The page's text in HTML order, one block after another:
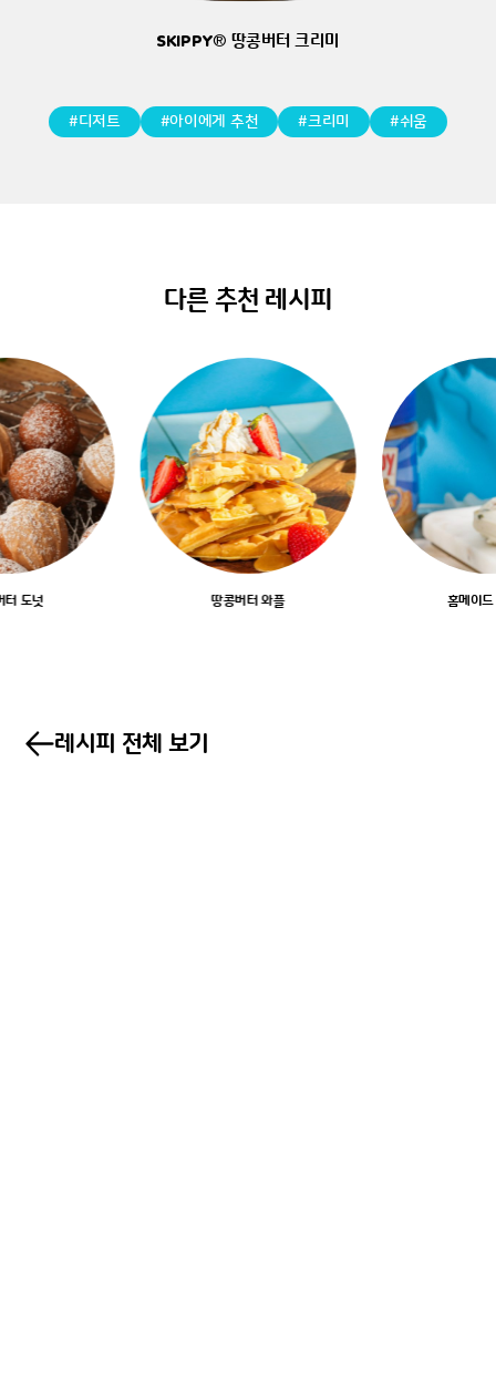
SKIPPY® 땅콩버터 크리미
디저트 아이에게 추천 크리미 쉬움
다른 추천 레시피
터 도넛 땅콩버터 와플 홈메이
레시피 전체 보기